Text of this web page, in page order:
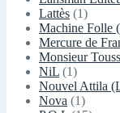
Lattès (1)
Machine Folle
Mercure de
Monsieur
NiL (1)
Nouvel Attila
Nova (1)